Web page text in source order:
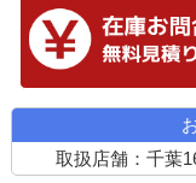
取扱店舗：千葉